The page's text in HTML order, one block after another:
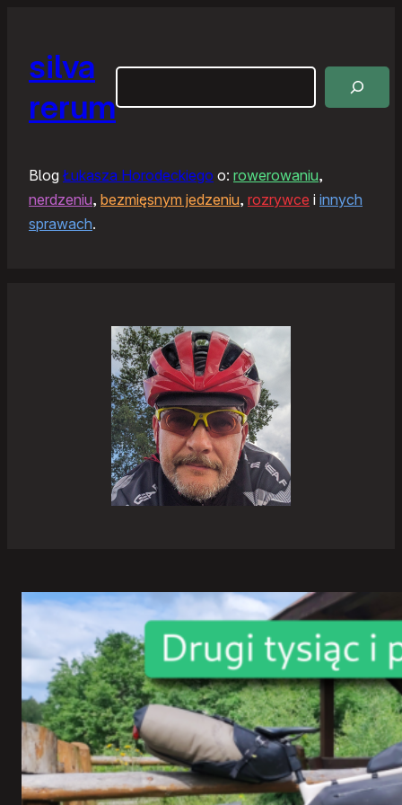
silva
rerum
Blog Łukasza Horodeckiego o: rowerowaniu,
nerdzeniu, bezmięsnym jedzeniu, rozrywce i innych
sprawach.